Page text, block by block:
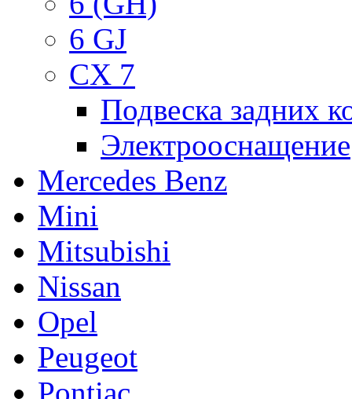
6 GJ
CX 7
Подвеска задних
Электрооснащение
Mercedes Benz
Mini
Mitsubishi
Nissan
Opel
Peugeot